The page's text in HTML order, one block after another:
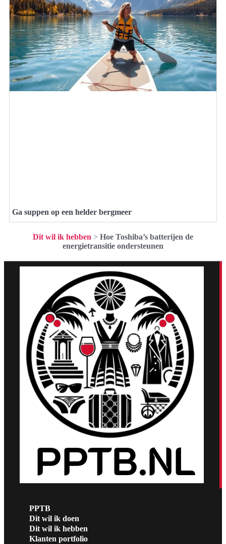
Ga suppen op een helder bergmeer
Dit wil ik hebben > Hoe Toshiba’s batterijen de
energietransitie ondersteunen
PPTB
Dit wil ik doen
Dit wil ik hebben
Klanten portfolio